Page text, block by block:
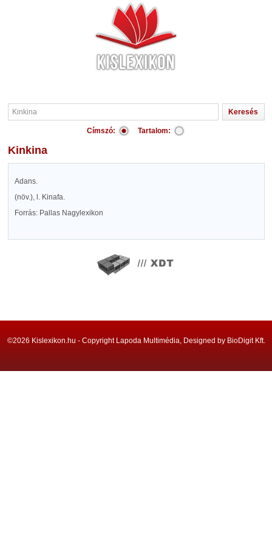
Címszó: Tartalom:
Kinkina
Adans.
(növ.), l. Kinafa.
Forrás: Pallas Nagylexikon
©2026 Kislexikon.hu - Copyright Lapoda Multimédia, Designed by BioDigit Kft.